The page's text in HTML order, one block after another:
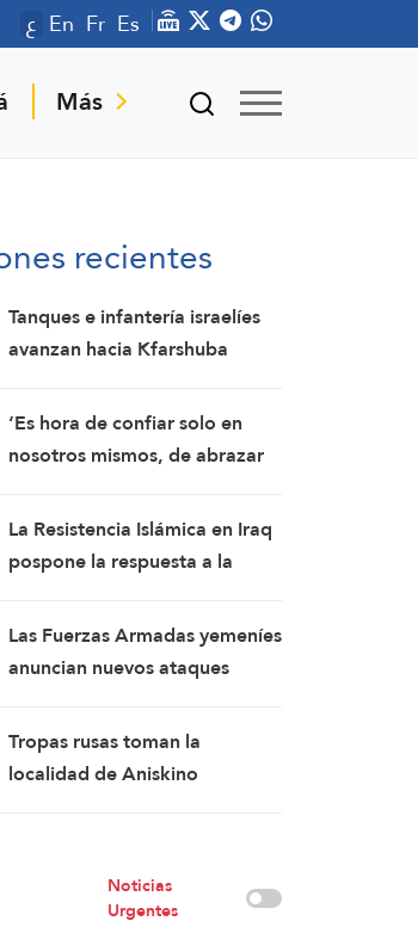
ع En Fr Es
Más
recientes
Tanques e infantería israelíes
avanzan hacia Kfarshuba
bombardea Nabatieh
‘Es hora de confiar solo en
nosotros mismos, de abrazar
Araghchi
La Resistencia Islámica en Iraq
pospone la respuesta a la
mártires fortalecen nuestra
firmeza
Las Fuerzas Armadas yemeníes
anuncian nuevos ataques
pro-saudí y reafirman sus
fórmulas de asedio por asedio
Tropas rusas toman la
localidad de Aniskino
Noticias
Urgentes